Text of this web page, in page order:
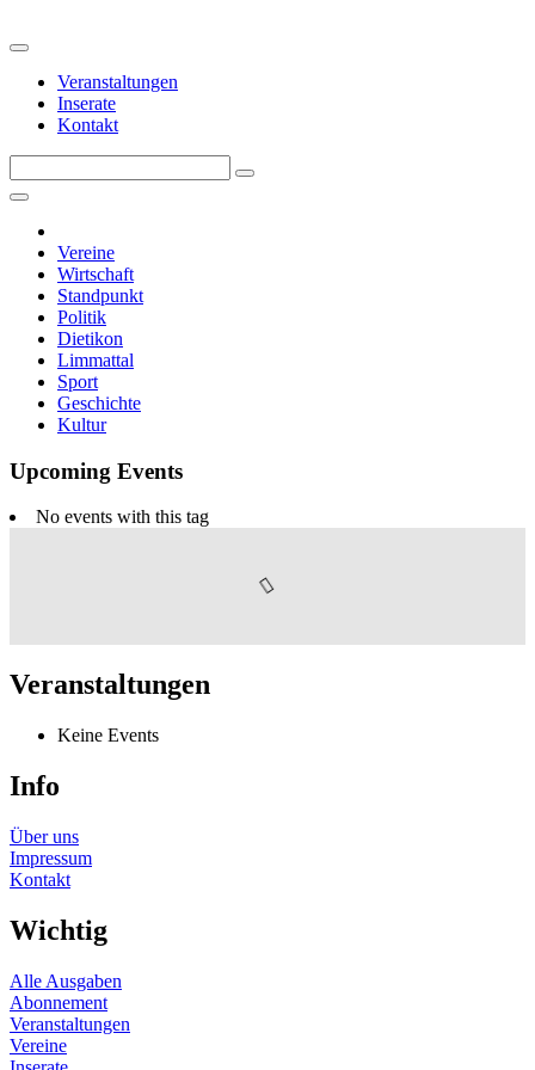
Veranstaltungen
Inserate
Kontakt
Vereine
Wirtschaft
Standpunkt
Politik
Dietikon
Limmattal
Sport
Geschichte
Kultur
Upcoming Events
No events with this tag
Veranstaltungen
Keine Events
Info
Über uns
Impressum
Kontakt
Wichtig
Alle Ausgaben
Abonnement
Veranstaltungen
Vereine